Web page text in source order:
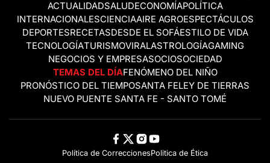
ACTUALIDADSALUDECONOMÍAPOLÍTICA
INTERNACIONALESCIENCIAAIRE AGROESPECTÁCULOS
DEPORTESRECETASDESDE EL SOFÁESTILO DE VIDA
TECNOLOGÍATURISMOVIRALASTROLOGÍAGAMING
NEGOCIOS Y EMPRESASOCIOSOCIEDAD
TEMAS DEL DÍAFENÓMENO DEL NIÑO
PRONÓSTICO DEL TIEMPOSANTA FELEY DE TIERRAS
NUEVO PUENTE SANTA FE - SANTO TOMÉ
Política de CorreccionesPolitica de Ética